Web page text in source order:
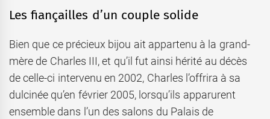
Les fiançailles d’un couple solide
Bien que ce précieux bijou ait appartenu à la grand-
mère de Charles III, et qu’il fut ainsi hérité au décès
de celle-ci intervenu en 2002, Charles l’offrira à sa
dulcinée qu’en février 2005, lorsqu’ils apparurent
ensemble dans l’un des salons du Palais de